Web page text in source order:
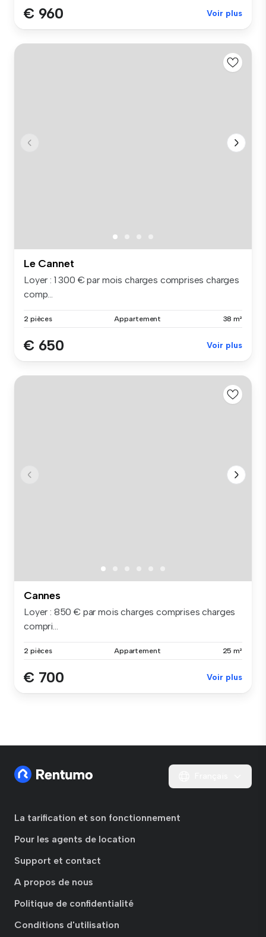
€ 960 Voir plus
Le Cannet
Loyer : 1 300 € par mois charges comprises charges
comp...
2 pièces Appartement 38 m²
€ 650 Voir plus
Cannes
Loyer : 850 € par mois charges comprises charges
compri...
2 pièces Appartement 25 m²
€ 700 Voir plus
La tarification et son fonctionnement
Pour les agents de location
Support et contact
A propos de nous
Politique de confidentialité
Conditions d'utilisation